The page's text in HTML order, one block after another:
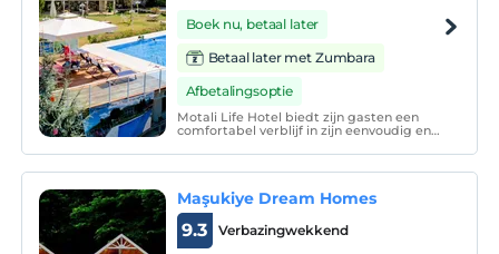
Boek nu, betaal later
Betaal later met Zumbara
Afbetalingsoptie
Motali Life Hotel biedt zijn gasten een
comfortabel verblijf in zijn eenvoudig en
stelt u in staat om een aangename
vakantie te hebben in zowel zakelijke als
Maşukiye Dream Homes
Verbazingwekkend
9.3